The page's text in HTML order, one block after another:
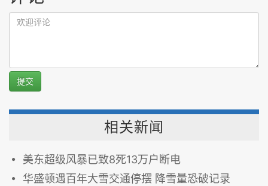
提交
相关新闻
美东超级风暴已致8死13万户断电
华盛顿遇百年大雪交通停摆 降雪量恐破记录